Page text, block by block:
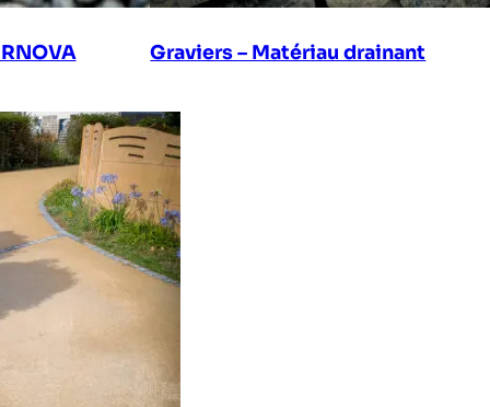
Graviers – Matériau drainant